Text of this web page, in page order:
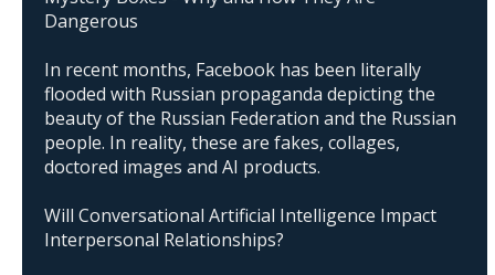
Dangerous
In recent months, Facebook has been literally
flooded with Russian propaganda depicting the
beauty of the Russian Federation and the Russian
people. In reality, these are fakes, collages,
doctored images and AI products.
Will Conversational Artificial Intelligence Impact
Interpersonal Relationships?